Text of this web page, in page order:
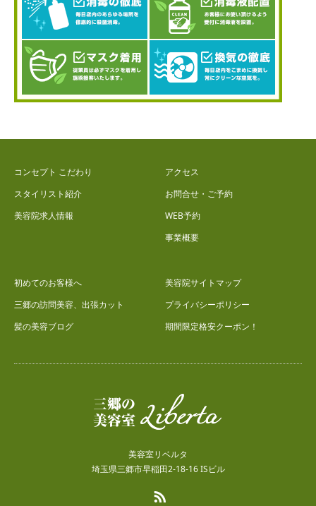
コンセプト こだわり
スタイリスト紹介
美容院求人情報
アクセス
お問合せ・ご予約
WEB予約
事業概要
初めてのお客様へ
三郷の訪問美容、出張カット
髪の美容ブログ
美容院サイトマップ
プライバシーポリシー
期間限定格安クーポン！
美容室リベルタ
埼玉県三郷市早稲田2-18-16 ISビル